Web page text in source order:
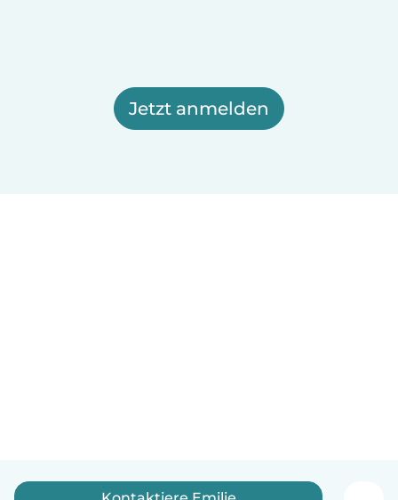
Jetzt anmelden